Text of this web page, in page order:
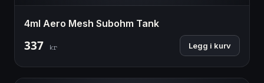
4ml Aero Mesh Subohm Tank
337 kr Legg i kurv